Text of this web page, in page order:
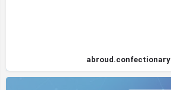
abroud.confectionary